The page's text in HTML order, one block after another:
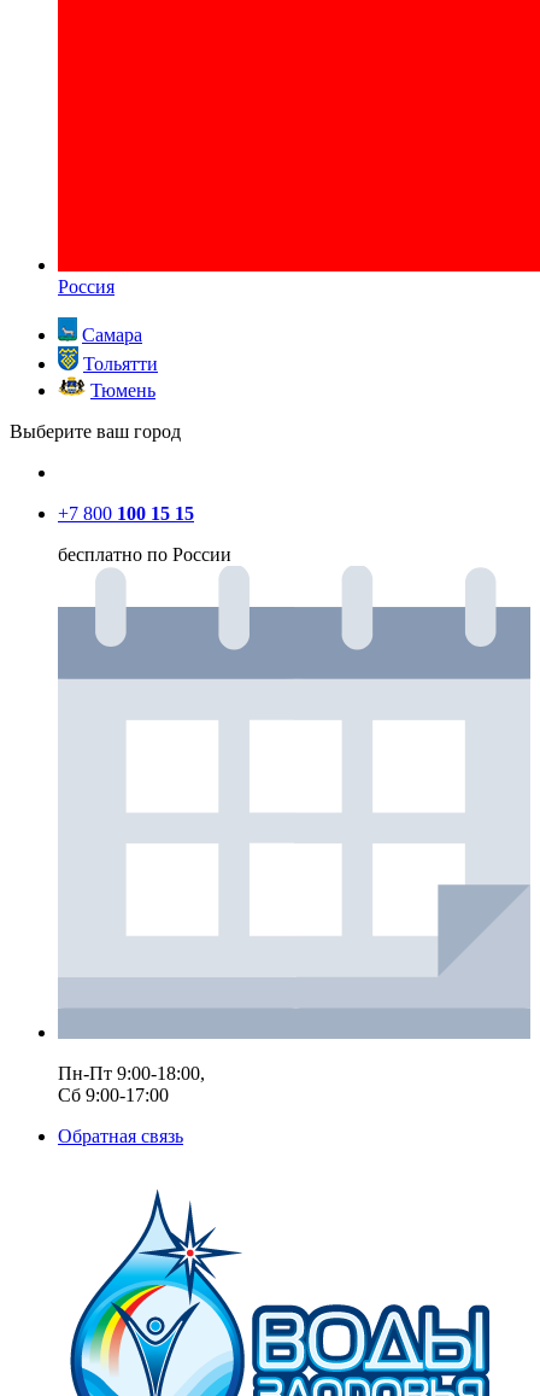
Россия
Самара
Тольятти
Тюмень
Выберите ваш город
+7 800 100 15 15
бесплатно по России
Пн-Пт 9:00-18:00,
Сб 9:00-17:00
Обратная связь